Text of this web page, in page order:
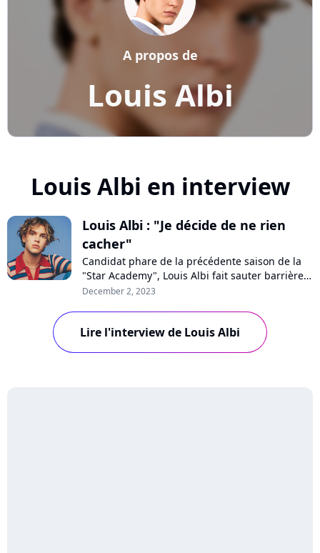
Louis Albi
A propos de
Louis Albi en interview
Louis Albi : "Je décide de ne rien
cacher"
Candidat phare de la précédente saison de la
"Star Academy", Louis Albi fait sauter barrières
et verrous en publiant son premier album
dans lequel son hypersensibilité s'exprime sans
retenue. Rencontre avec un jeune artiste qui
December 2, 2023
Lire l'interview de Louis Albi